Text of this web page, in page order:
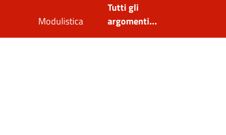
Modulistica
Tutti gli
argomenti...